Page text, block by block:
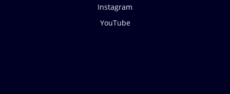
Instagram
YouTube